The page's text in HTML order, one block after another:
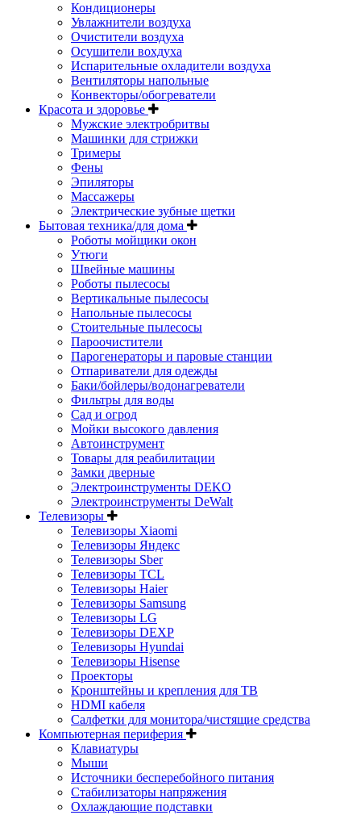
Кондиционеры
Увлажнители воздуха
Очистители воздуха
Осушители вохдуха
Испарительные охладители воздуха
Вентиляторы напольные
Конвекторы/обогреватели
Красота и здоровье
Мужские электробритвы
Машинки для стрижки
Тримеры
Фены
Эпиляторы
Массажеры
Электрические зубные щетки
Бытовая техника/для дома
Роботы мойщики окон
Утюги
Швейные машины
Роботы пылесосы
Вертикальные пылесосы
Напольные пылесосы
Стоительные пылесосы
Пароочистители
Парогенераторы и паровые станции
Отпариватели для одежды
Баки/бойлеры/водонагреватели
Фильтры для воды
Сад и огрод
Мойки высокого давления
Автоинструмент
Товары для реабилитации
Замки дверные
Электроинструменты DEKO
Электроинструменты DeWalt
Телевизоры
Телевизоры Xiaomi
Телевизоры Яндекс
Телевизоры Sber
Телевизоры TCL
Телевизоры Haier
Телевизоры Samsung
Телевизоры LG
Телевизоры DEXP
Телевизоры Hyundai
Телевизоры Hisense
Проекторы
Кронштейны и крепления для ТВ
HDMI кабеля
Салфетки для монитора/чистящие средства
Компьютерная периферия
Клавиатуры
Мыши
Источники бесперебойного питания
Стабилизаторы напряжения
Охлаждающие подставки